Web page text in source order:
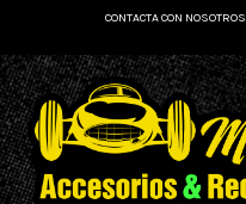
CONTACTA CON NOSOTROS